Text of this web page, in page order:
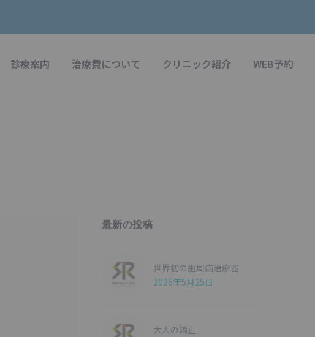
診療案内 治療費について クリニック紹介 WEB予約
最新の投稿
世界初の歯周病治療器
2026年5月25日
大人の矯正